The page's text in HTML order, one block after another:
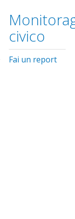
civico
Fai un report